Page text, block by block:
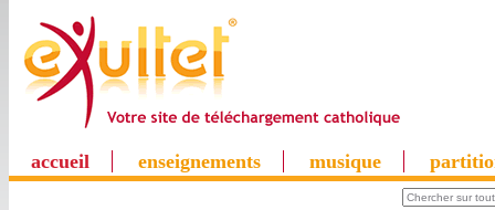
accueil enseignements musique